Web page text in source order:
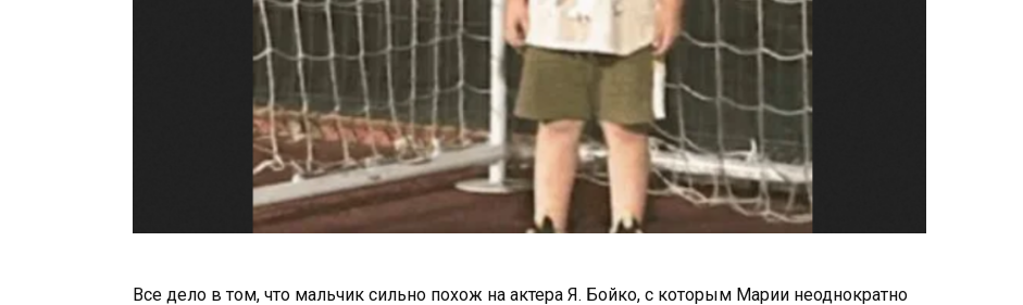
Все дело в том, что мальчик сильно похож на актера Я. Бойко, с которым Марии неоднократно